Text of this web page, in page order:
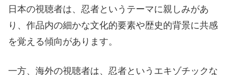
日本の視聴者は、忍者というテーマに親しみがあ
り、作品内の細かな文化的要素や歴史的背景に共感
を覚える傾向があります。
一方、海外の視聴者は、忍者というエキゾチックな